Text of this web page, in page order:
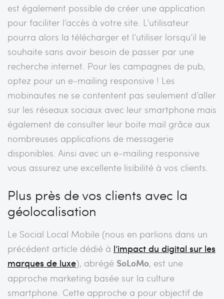
est également possible de créer une application
pour faciliter l’accès à votre site. L’utilisateur
pourra alors la télécharger et l’utiliser lorsqu’il le
souhaite sans avoir besoin de passer par une
recherche internet. Pour les campagnes de pub,
optez pour un e-mailing responsive ! Les
mobinautes ne se contentent pas seulement d’aller
sur les réseaux sociaux avec leur smartphone mais
également de consulter leur boite mail grâce aux
nombreuses applications de messagerie
disponibles. Ainsi avec un e-mailing responsive
vous assurez une excellente lisibilité à vos clients.
Plus près de vos clients avec la
géolocalisation
Le Social Local Mobile (nous en parlions dans un
précédent article dédié à l’impact du digital sur les
marques de luxe), abrégé SoLoMo, est une
approche marketing basée sur la culture
smartphone. Cette approche a pour objectif de